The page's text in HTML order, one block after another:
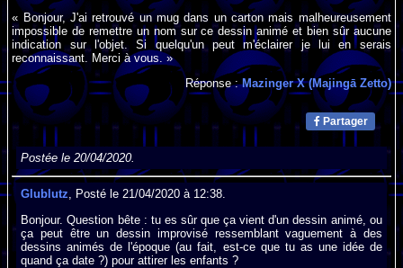
« Bonjour, J'ai retrouvé un mug dans un carton mais malheureusement
impossible de remettre un nom sur ce dessin animé et bien sûr aucune
indication sur l'objet. Si quelqu'un peut m'éclairer je lui en serais
reconnaissant. Merci à vous. »
Réponse :Mazinger X (Majingā Zetto)
Partager
Postée le 20/04/2020.
Glublutz, Posté le 21/04/2020 à 12:38.
Bonjour. Question bête : tu es sûr que ça vient d'un dessin animé, ou
ça peut être un dessin improvisé ressemblant vaguement à des
dessins animés de l'époque (au fait, est-ce que tu as une idée de
quand ça date ?) pour attirer les enfants ?